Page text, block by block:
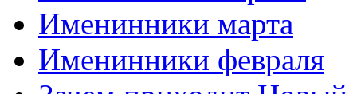
Именинники марта
Именинники февраля